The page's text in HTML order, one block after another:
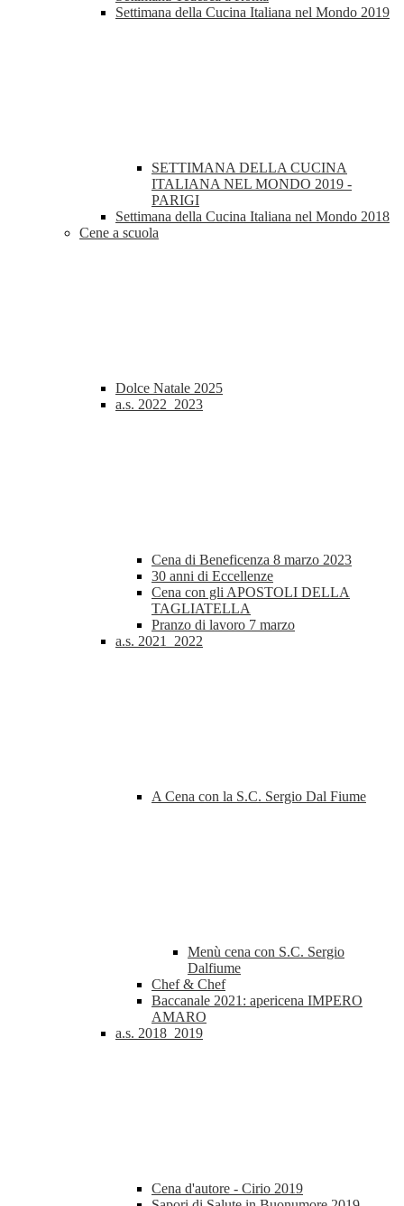
Settimana della Cucina Italiana nel Mondo 2019
SETTIMANA DELLA CUCINA
ITALIANA NEL MONDO 2019 -
PARIGI
Settimana della Cucina Italiana nel Mondo 2018
Cene a scuola
Dolce Natale 2025
a.s. 2022_2023
Cena di Beneficenza 8 marzo 2023
30 anni di Eccellenze
Cena con gli APOSTOLI DELLA
TAGLIATELLA
Pranzo di lavoro 7 marzo
a.s. 2021_2022
A Cena con la S.C. Sergio Dal Fiume
Menù cena con S.C. Sergio
Dalfiume
Chef & Chef
Baccanale 2021: apericena IMPERO
AMARO
a.s. 2018_2019
Cena d'autore - Cirio 2019